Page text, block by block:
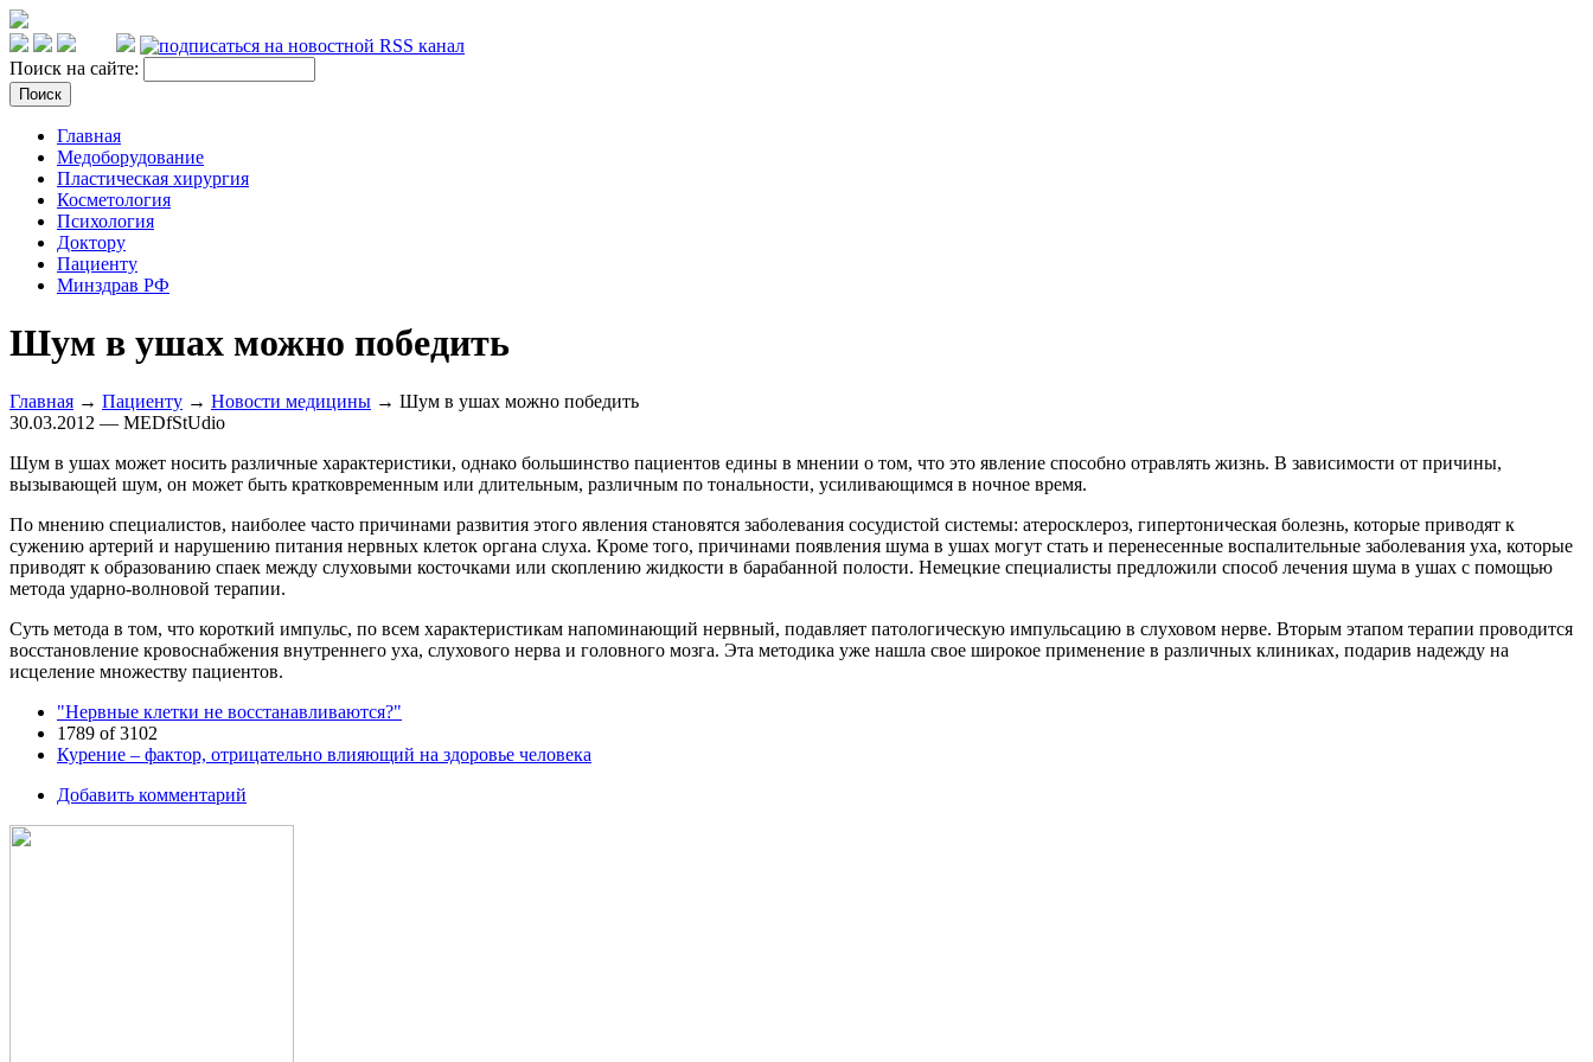
Поиск на сайте:
Главная
Медоборудование
Пластическая хирургия
Косметология
Психология
Доктору
Пациенту
Минздрав РФ
Шум в ушах можно победить
Главная → Пациенту → Новости медицины → Шум в ушах можно победить
30.03.2012 — MEDfStUdio
Шум в ушах может носить различные характеристики, однако большинство пациентов едины в мнении о том, что это явление способно отравлять жизнь. В зависимости от причины,
вызывающей шум, он может быть кратковременным или длительным, различным по тональности, усиливающимся в ночное время.
По мнению специалистов, наиболее часто причинами развития этого явления становятся заболевания сосудистой системы: атеросклероз, гипертоническая болезнь, которые приводят к
сужению артерий и нарушению питания нервных клеток органа слуха. Кроме того, причинами появления шума в ушах могут стать и перенесенные воспалительные заболевания уха, которые
приводят к образованию спаек между слуховыми косточками или скоплению жидкости в барабанной полости. Немецкие специалисты предложили способ лечения шума в ушах с помощью
метода ударно-волновой терапии.
Суть метода в том, что короткий импульс, по всем характеристикам напоминающий нервный, подавляет патологическую импульсацию в слуховом нерве. Вторым этапом терапии проводится
восстановление кровоснабжения внутреннего уха, слухового нерва и головного мозга. Эта методика уже нашла свое широкое применение в различных клиниках, подарив надежду на
исцеление множеству пациентов.
"Нервные клетки не восстанавливаются?"
1789 of 3102
Курение – фактор, отрицательно влияющий на здоровье человека
Добавить комментарий